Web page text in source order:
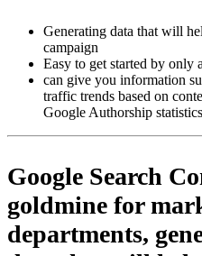
Generating data that will
campaign
Easy to get started by only
can give you information
traffic trends based on
Google Authorship statistics
Google Search
goldmine for
departments,